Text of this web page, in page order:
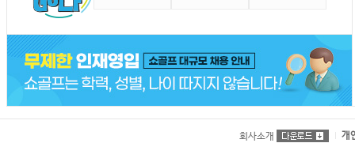
회사소개 개